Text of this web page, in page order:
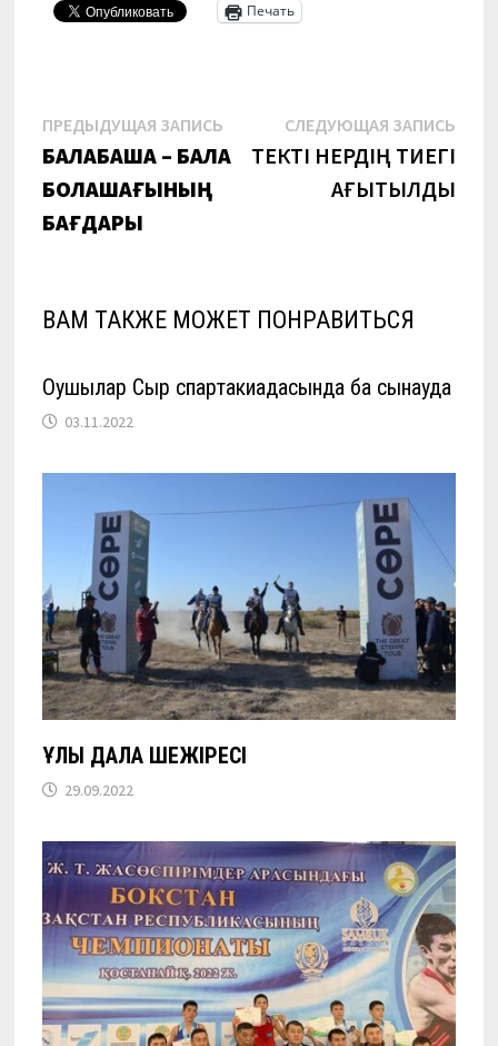
Печать
Навигация
по
записям
ПРЕДЫДУЩАЯ ЗАПИСЬПредыдущая
запись:
БАЛАБАҚША – БАЛА
БОЛАШАҒЫНЫҢ
БАҒДАРЫ
СЛЕДУЮЩАЯ ЗАПИСЬ
ТЕКТІ ӨНЕРДІҢ ТИЕГІ
АҒЫТЫЛДЫ
ВАМ ТАКЖЕ МОЖЕТ ПОНРАВИТЬСЯ
Оқушылар Сыр спартакиадасында бақ сынауда
03.11.2022
ҰЛЫ ДАЛА ШЕЖІРЕСІ
29.09.2022